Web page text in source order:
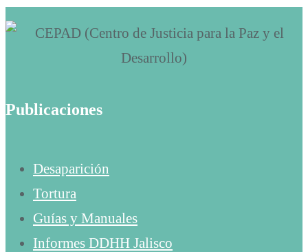
Publicaciones
Desaparición
Tortura
Guías y Manuales
Informes DDHH Jalisco